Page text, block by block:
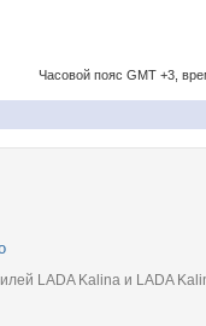
Часовой пояс GMT +3,
LADA Kalina и LADA